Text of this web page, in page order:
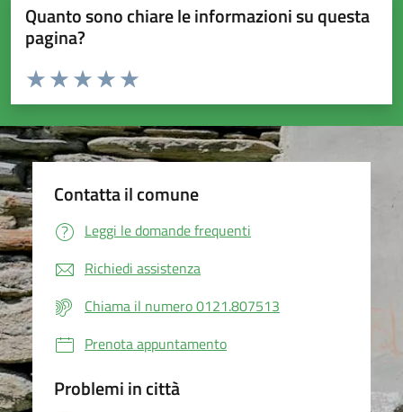
Quanto sono chiare le informazioni su questa
pagina?
Valuta da 1 a 5 stelle la pagina
Valuta 5 stelle su 5
Valuta 4 stelle su 5
Valuta 3 stelle su 5
Valuta 2 stelle su 5
Valuta 1 stelle su 5
Contatta il comune
Leggi le domande frequenti
Richiedi assistenza
Chiama il numero 0121.807513
Prenota appuntamento
Problemi in città